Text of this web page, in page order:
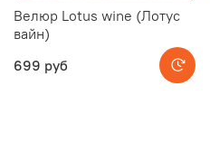
Велюр Lotus wine (Лотус
вайн)
699 руб